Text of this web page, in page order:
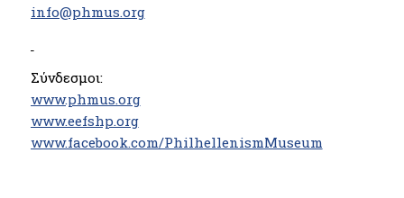
info@phmus.org
Σύνδεσμοι:
www.phmus.org
www.eefshp.org
www.facebook.com/PhilhellenismMuseum